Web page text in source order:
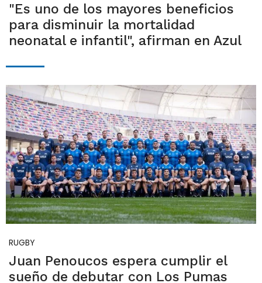
"Es uno de los mayores beneficios
para disminuir la mortalidad
neonatal e infantil", afirman en Azul
RUGBY
Juan Penoucos espera cumplir el
sueño de debutar con Los Pumas